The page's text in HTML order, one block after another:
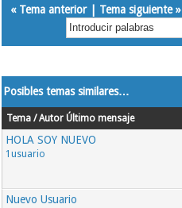
« Tema anterior| Tema siguiente»
Posibles temas similares…
Tema / Autor Último mensaje
HOLA SOY NUEVO
1usuario
Nuevo Usuario